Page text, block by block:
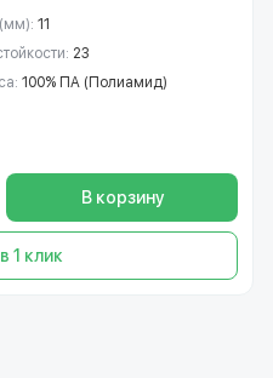
11
23
100% ПА (Полиамид)
В корзину
1 клик